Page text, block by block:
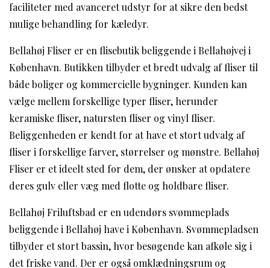
faciliteter med avanceret udstyr for at sikre den bedst
mulige behandling for kæledyr.
Bellahøj Fliser er en flisebutik beliggende i Bellahøjvej i
København. Butikken tilbyder et bredt udvalg af fliser til
både boliger og kommercielle bygninger. Kunden kan
vælge mellem forskellige typer fliser, herunder
keramiske fliser, natursten fliser og vinyl fliser.
Beliggenheden er kendt for at have et stort udvalg af
fliser i forskellige farver, størrelser og mønstre. Bellahøj
Fliser er et ideelt sted for dem, der ønsker at opdatere
deres gulv eller væg med flotte og holdbare fliser.
Bellahøj Friluftsbad er en udendørs svømmeplads
beliggende i Bellahøj have i København. Svømmepladsen
tilbyder et stort bassin, hvor besøgende kan afkøle sig i
det friske vand. Der er også omklædningsrum og